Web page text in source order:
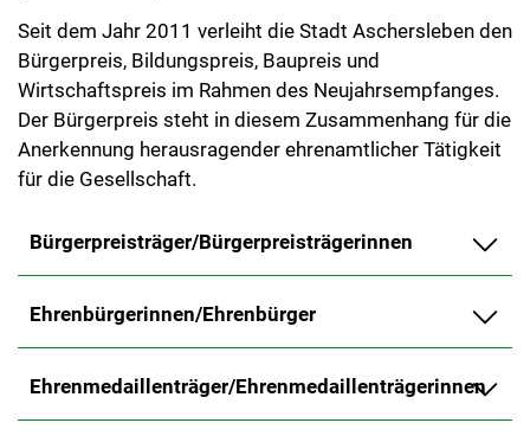
Seit dem Jahr 2011 verleiht die Stadt Aschersleben den
Bürgerpreis, Bildungspreis, Baupreis und
Wirtschaftspreis im Rahmen des Neujahrsempfanges.
Der Bürgerpreis steht in diesem Zusammenhang für die
Anerkennung herausragender ehrenamtlicher Tätigkeit
für die Gesellschaft.
Bürgerpreisträger/Bürgerpreisträgerinnen
Ehrenbürgerinnen/Ehrenbürger
Ehrenmedaillenträger/Ehrenmedaillenträgerinnen